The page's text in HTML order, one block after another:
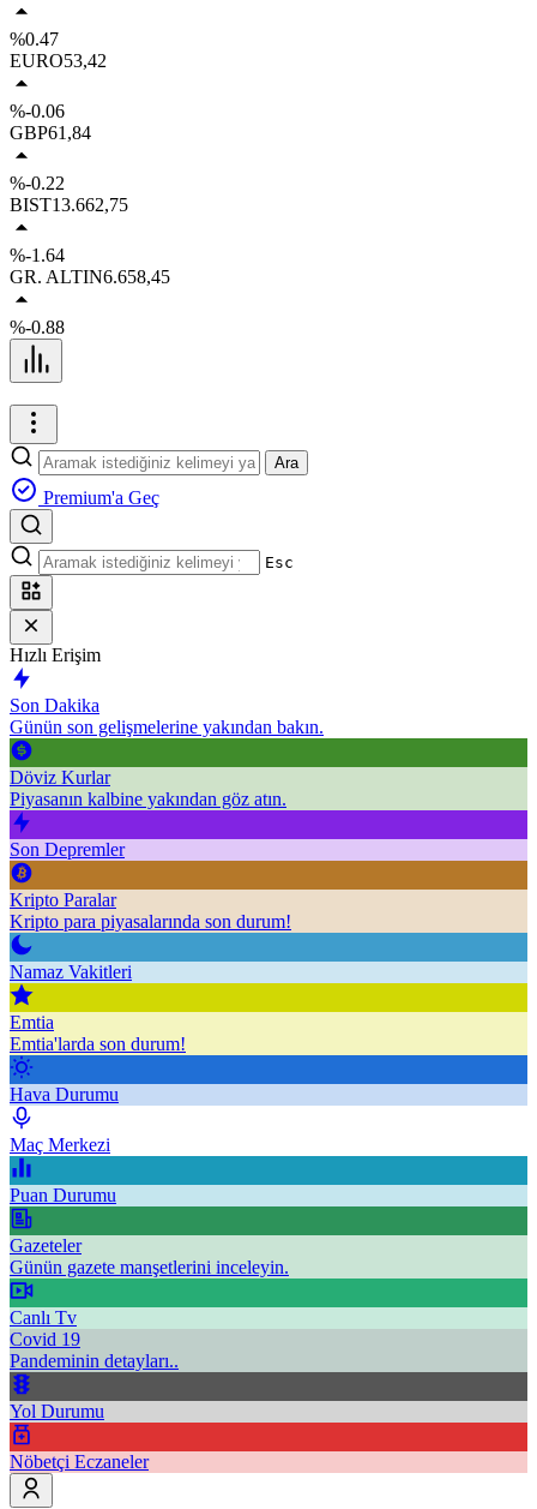
%0.47
EURO53,42
%-0.06
GBP61,84
%-0.22
BIST13.662,75
%-1.64
GR. ALTIN6.658,45
%-0.88
Ara
Premium'a Geç
Esc
Hızlı Erişim
Son Dakika
Günün son gelişmelerine yakından bakın.
Döviz Kurlar
Piyasanın kalbine yakından göz atın.
Son Depremler
Kripto Paralar
Kripto para piyasalarında son durum!
Namaz Vakitleri
Emtia
Emtia'larda son durum!
Hava Durumu
Maç Merkezi
Puan Durumu
Gazeteler
Günün gazete manşetlerini inceleyin.
Canlı Tv
Covid 19
Pandeminin detayları..
Yol Durumu
Nöbetçi Eczaneler